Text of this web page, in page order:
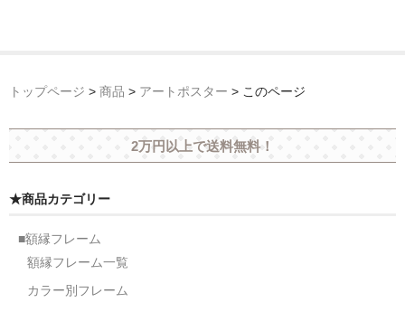
会社案内
サイトマップ
トップページ > 商品 > アートポスター > このページ
2万円以上で送料無料！
★商品カテゴリー
■額縁フレーム
額縁フレーム一覧
カラー別フレーム